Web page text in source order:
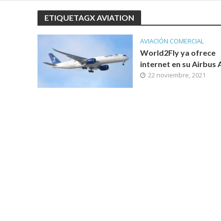
ETIQUETAGX AVIATION
AVIACIÓN COMERCIAL
World2Fly ya ofrece
internet en su Airbus
22 noviembre, 2021